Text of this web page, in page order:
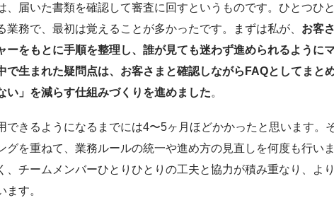
、届いた書類を確認して審査に回すというものです。ひとつひ
業務で、最初は覚えることが多かったです。まずは私が、 お客
ーをもとに手順を整理し、誰が見ても迷わず進められるように
で生まれた疑問点は、お客さまと確認しながらFAQとしてまと
い」を減らす仕組みづくりを進めました。
できるようになるまでには4〜5ヶ月ほどかかったと思います。
グを重ねて、業務ルールの統一や進め方の見直しを何度も行い
、チームメンバーひとりひとりの工夫と協力が積み重なり、よ
ます。